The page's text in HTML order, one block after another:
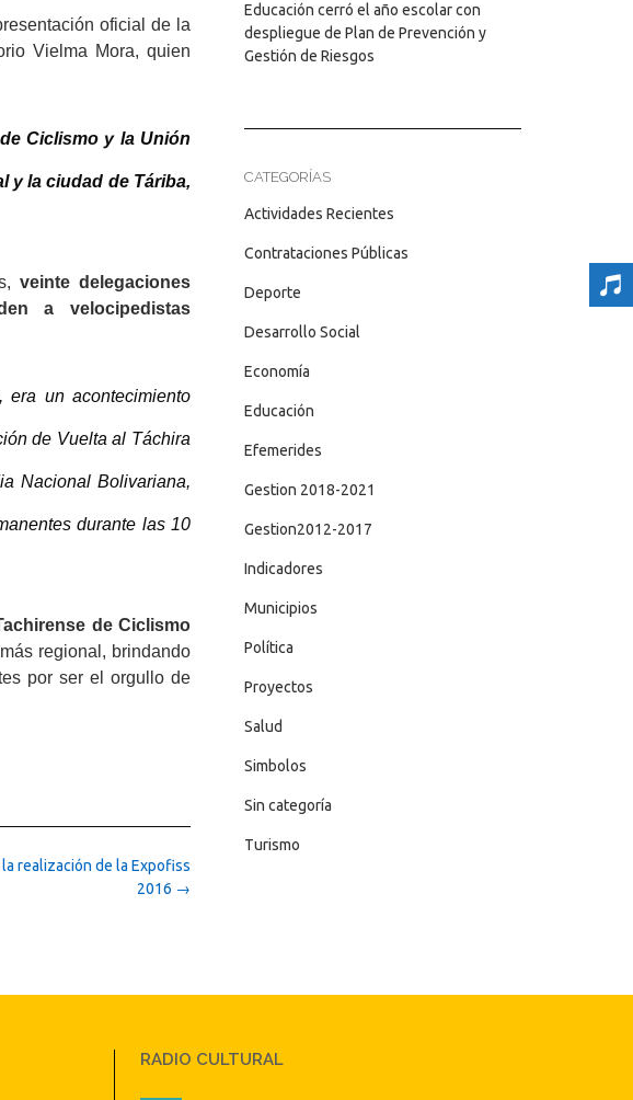
oficial de la
Vielma Mora, quien
Ciclismo y la Unión
y la ciudad de Táriba,
veinte delegaciones
a velocipedistas
un acontecimiento
de Vuelta al Táchira
Nacional Bolivariana,
durante las 10
de Ciclismo
regional, brindando
por ser el orgullo de
realización de la Expofiss
2016 →
Educación cerró el año escolar con
despliegue de Plan de Prevención y
Gestión de Riesgos
CATEGORÍAS
Actividades Recientes
Contrataciones Públicas
Deporte
Desarrollo Social
Economía
Educación
Efemerides
Gestion 2018-2021
Gestion2012-2017
Indicadores
Municipios
Política
Proyectos
Salud
Simbolos
Sin categoría
Turismo
RADIO CULTURAL